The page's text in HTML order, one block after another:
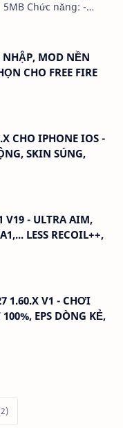
MOD NỀN
CHO FREE FIRE
CHO IPHONE IOS -
SKIN SÚNG,
V19 - ULTRA AIM,
LESS RECOIL++,
1.60.X V1 - CHƠI
EPS DÒNG KẺ,